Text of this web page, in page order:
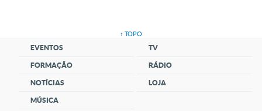
↑ TOPO
EVENTOS
FORMAÇÃO
NOTÍCIAS
MÚSICA
TV
RÁDIO
LOJA